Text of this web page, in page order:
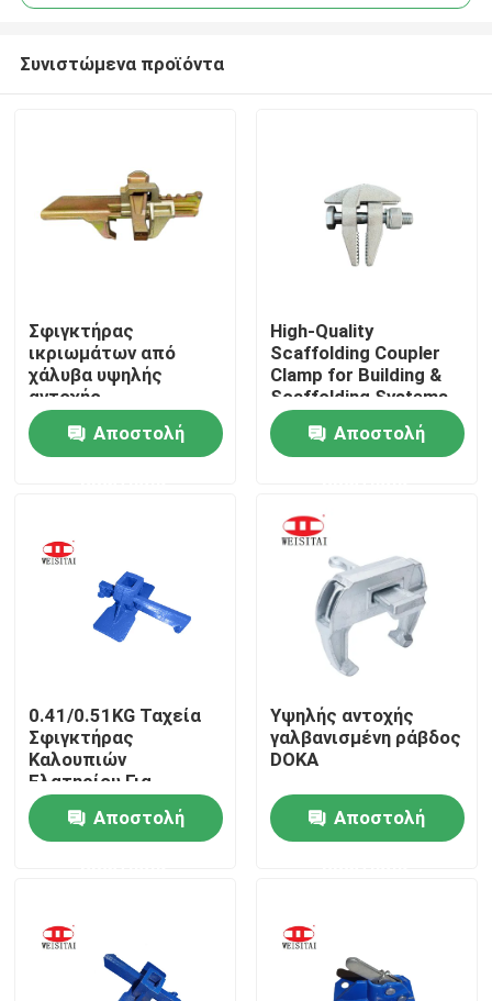
Σπίτι
Προϊόντα
Γύρος εργοστασίων
Ποιοτικός έλεγχος
Μας ελάτε σε επαφή με
Ειδήσεις
Μέρη υλικών σκαλωσιάς πλαισίων
Συνιστώμενα προϊόντα
Σφιγκτήρας
ικριωμάτων από
χάλυβα υψηλής
αντοχής,
προσαρμόσιμος, με 1
έτος εγγύηση για
συστήματα κτιρίων &
Αποστολή
High-Quality
Scaffolding Coupler
Clamp for Building &
Scaffolding Systems
Worldwide
Αποστολή
0.41/0.51KG Ταχεία
Σφιγκτήρας
Καλουπιών
Ελατηρίου Για
Δόμηση Καλουπιών
Αποστολή
Υψηλής αντοχής
γαλβανισμένη ράβδος
DOKA
Αποστολή